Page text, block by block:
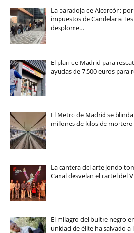
La paradoja de Alcorcón:
impuestos de Candelaria
desplome…
El plan de Madrid para
ayudas de 7.500 euros para
El Metro de Madrid se
millones de kilos de
La cantera del arte jondo
Canal desvelan el cartel del
El milagro del buitre negro
unidad de élite ha salvado a